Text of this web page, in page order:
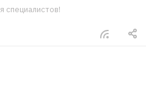
специалистов!